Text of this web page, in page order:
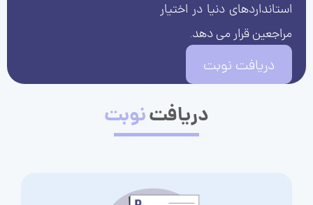
استانداردهای دنیا در اختیار
مراجعین قرار می دهد.
دریافت نوبت
دریافتنوبت